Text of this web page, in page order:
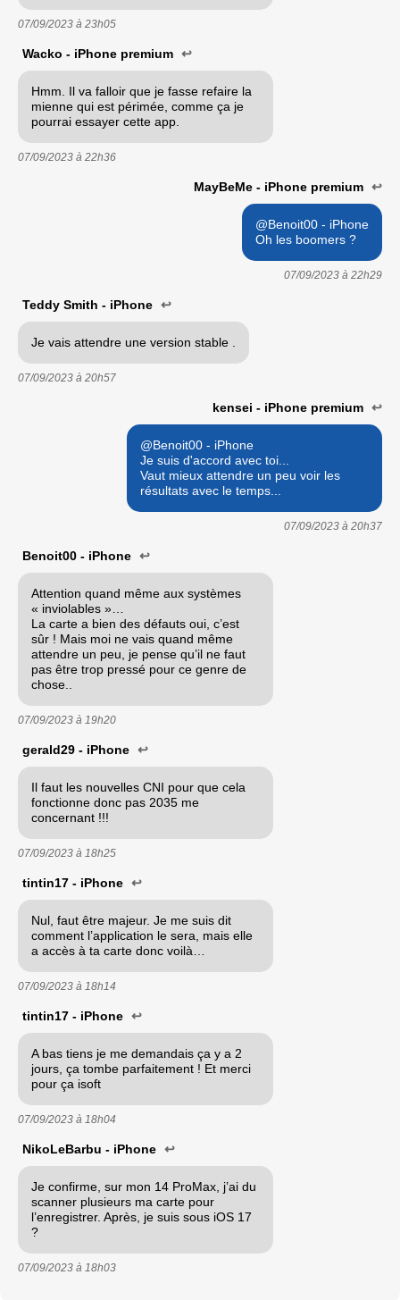
07/09/2023 à 23h05
Wacko - iPhone premium ↩
Hmm. Il va falloir que je fasse refaire la
mienne qui est périmée, comme ça je
pourrai essayer cette app.
07/09/2023 à 22h36
MayBeMe - iPhone premium ↩
@Benoit00 - iPhone
Oh les boomers ?
07/09/2023 à 22h29
Teddy Smith - iPhone ↩
Je vais attendre une version stable .
07/09/2023 à 20h57
kensei - iPhone premium ↩
@Benoit00 - iPhone
Je suis d'accord avec toi...
Vaut mieux attendre un peu voir les
résultats avec le temps...
07/09/2023 à 20h37
Benoit00 - iPhone ↩
Attention quand même aux systèmes
« inviolables »…
La carte a bien des défauts oui, c’est
sûr ! Mais moi ne vais quand même
attendre un peu, je pense qu’il ne faut
pas être trop pressé pour ce genre de
chose..
07/09/2023 à 19h20
gerald29 - iPhone ↩
Il faut les nouvelles CNI pour que cela
fonctionne donc pas 2035 me
concernant !!!
07/09/2023 à 18h25
tintin17 - iPhone ↩
Nul, faut être majeur. Je me suis dit
comment l’application le sera, mais elle
a accès à ta carte donc voilà…
07/09/2023 à 18h14
tintin17 - iPhone ↩
A bas tiens je me demandais ça y a 2
jours, ça tombe parfaitement ! Et merci
pour ça isoft
07/09/2023 à 18h04
NikoLeBarbu - iPhone ↩
Je confirme, sur mon 14 ProMax, j’ai du
scanner plusieurs ma carte pour
l’enregistrer. Après, je suis sous iOS 17
?
07/09/2023 à 18h03